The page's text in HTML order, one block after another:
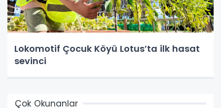
Lokomotif Çocuk Köyü Lotus’ta ilk hasat
sevinci
Çok Okunanlar